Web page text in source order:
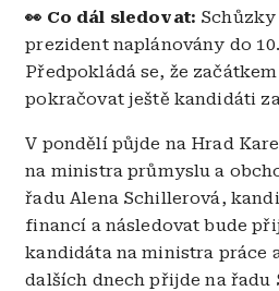
👀 Co dál sledovat:
prezident naplánovány do
Předpokládá se, že
pokračovat ještě kandidáti za
V pondělí půjde na Hrad
na ministra průmyslu a
řadu Alena Schillerová,
financí a následovat bude
kandidáta na ministra práce
dalších dnech přijde na řadu